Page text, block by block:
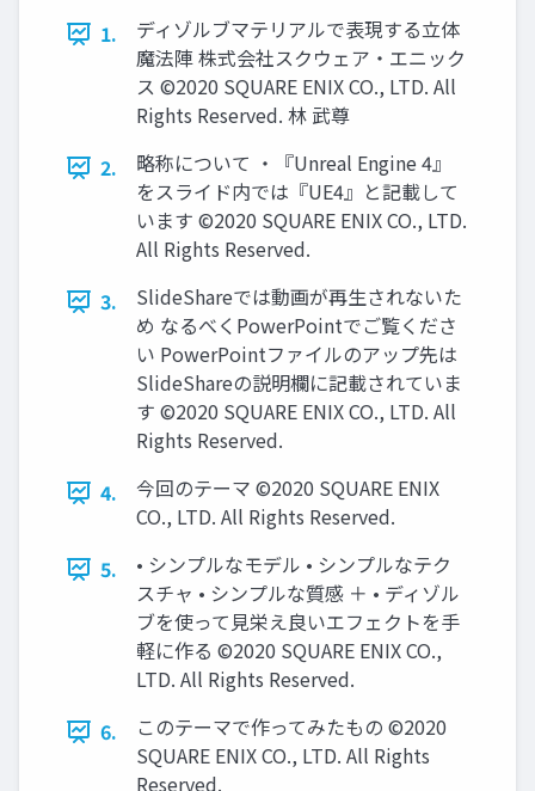
1.
ディゾルブマテリアルで表現する立体
魔法陣 株式会社スクウェア・エニック
ス ©2020 SQUARE ENIX CO., LTD. All
Rights Reserved. 林 武尊
2.
略称について ・『Unreal Engine 4』
をスライド内では『UE4』と記載して
います ©2020 SQUARE ENIX CO., LTD.
All Rights Reserved.
3.
SlideShareでは動画が再生されないた
め なるべくPowerPointでご覧くださ
い PowerPointファイルのアップ先は
SlideShareの説明欄に記載されていま
す ©2020 SQUARE ENIX CO., LTD. All
Rights Reserved.
4.
今回のテーマ ©2020 SQUARE ENIX
CO., LTD. All Rights Reserved.
5.
• シンプルなモデル • シンプルなテク
スチャ • シンプルな質感 ＋ • ディゾル
ブを使って見栄え良いエフェクトを手
軽に作る ©2020 SQUARE ENIX CO.,
LTD. All Rights Reserved.
6.
このテーマで作ってみたもの ©2020
SQUARE ENIX CO., LTD. All Rights
Reserved.